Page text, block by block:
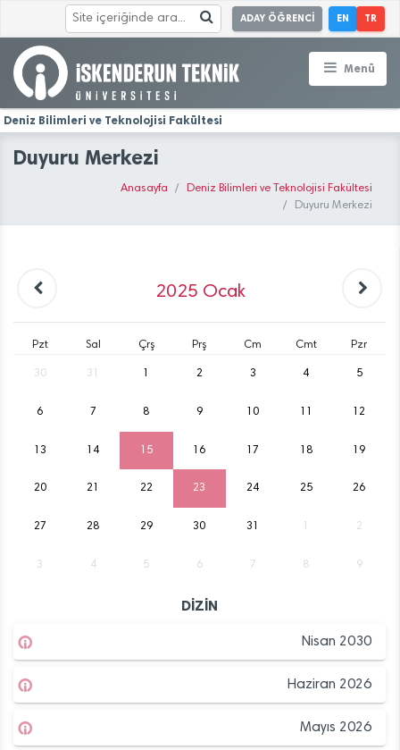
ADAY ÖĞRENCİ EN TR
Menü
Deniz Bilimleri ve Teknolojisi Fakültesi
Duyuru Merkezi
Anasayfa
Deniz Bilimleri ve Teknolojisi Fakültesi
Duyuru Merkezi
2025 Ocak
Pzt Sal Çrş Prş Cm Cmt Pzr
30 31 2 3 4 5
6 7 8 9 10 12
13 14 15 16 17 18 19
20 21 22 23 24 25 26
27 28 29 30 31 2
3 4 5 6 7 8 9
DİZİN
Nisan 2030
Haziran 2026
Mayıs 2026